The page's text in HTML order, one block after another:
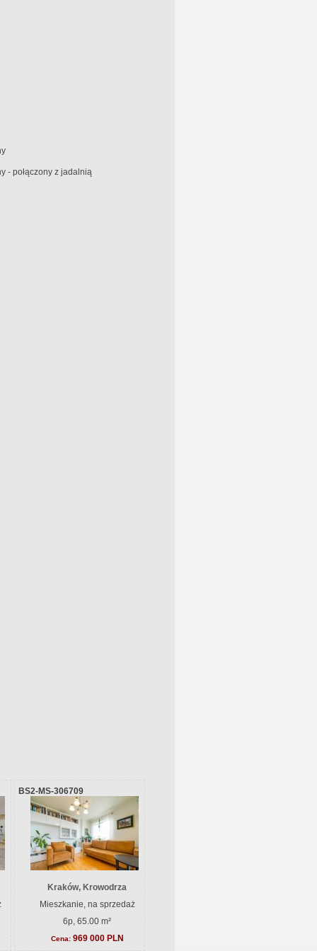
- połączony z jadalnią
BS2-MS-306709
Kraków, Krowodrza
Mieszkanie, na sprzedaż
6p, 65.00 m²
Cena: 969 000 PLN